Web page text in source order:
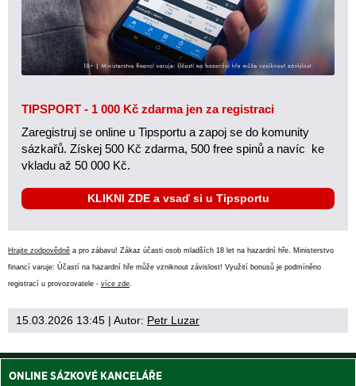
TIPSPORT - 1 000 Kč zdarma jen za registraci
Zaregistruj se online u Tipsportu a zapoj se do komunity
sázkařů. Získej 500 Kč zdarma, 500 free spinů a navíc ke
vkladu až 50 000 Kč.
KLIKNI ZDE a vsaď si u Tipsportu
Hrajte zodpovědně a pro zábavu! Zákaz účasti osob mladších 18 let na hazardní hře. Ministerstvo
financí varuje: Účastí na hazardní hře může vzniknout závislost! Využití bonusů je podmíněno
registrací u provozovatele - více zde
15.03.2026 13:45 | Autor: Petr Luzar
ONLINE SÁZKOVÉ KANCELÁŘE